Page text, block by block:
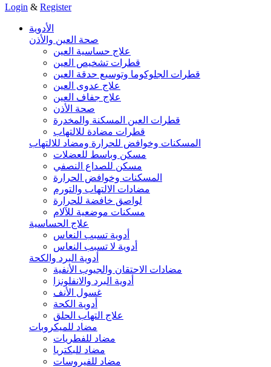
Login & Register
الأدوية
صحة العين والأذن
علاج حساسية العين
قطرات تشخيص العين
قطرات الجلوكوما وتوسيع حدقة العين
علاج عدوى العين
علاج جفاف العين
صحة الأذن
قطرات العين المسكنة والمخدرة
قطرات مضادة للالتهاب
المسكنات وخوافض للحرارة ومضاد للالتهاب
مسكن وباسط للعضلات
مسكن للصداع النصفي
المسكنات وخوافض الحرارة
مضادات الالتهاب والتورم
لواصق خافضة للحرارة
مسكنات موضعية للآلام
علاج الحساسية
أدوية تسبب النعاس
أدوية لا تسبب النعاس
أدوية البرد والكحة
مضادات الاحتقان والجيوب الأنفية
أدوية البرد والانفلونزا
غسول الأنف
أدوية الكحة
علاج التهاب الحلق
مضاد للميكروبات
مضاد للفطريات
مضاد للبكتريا
مضاد للفيروسات